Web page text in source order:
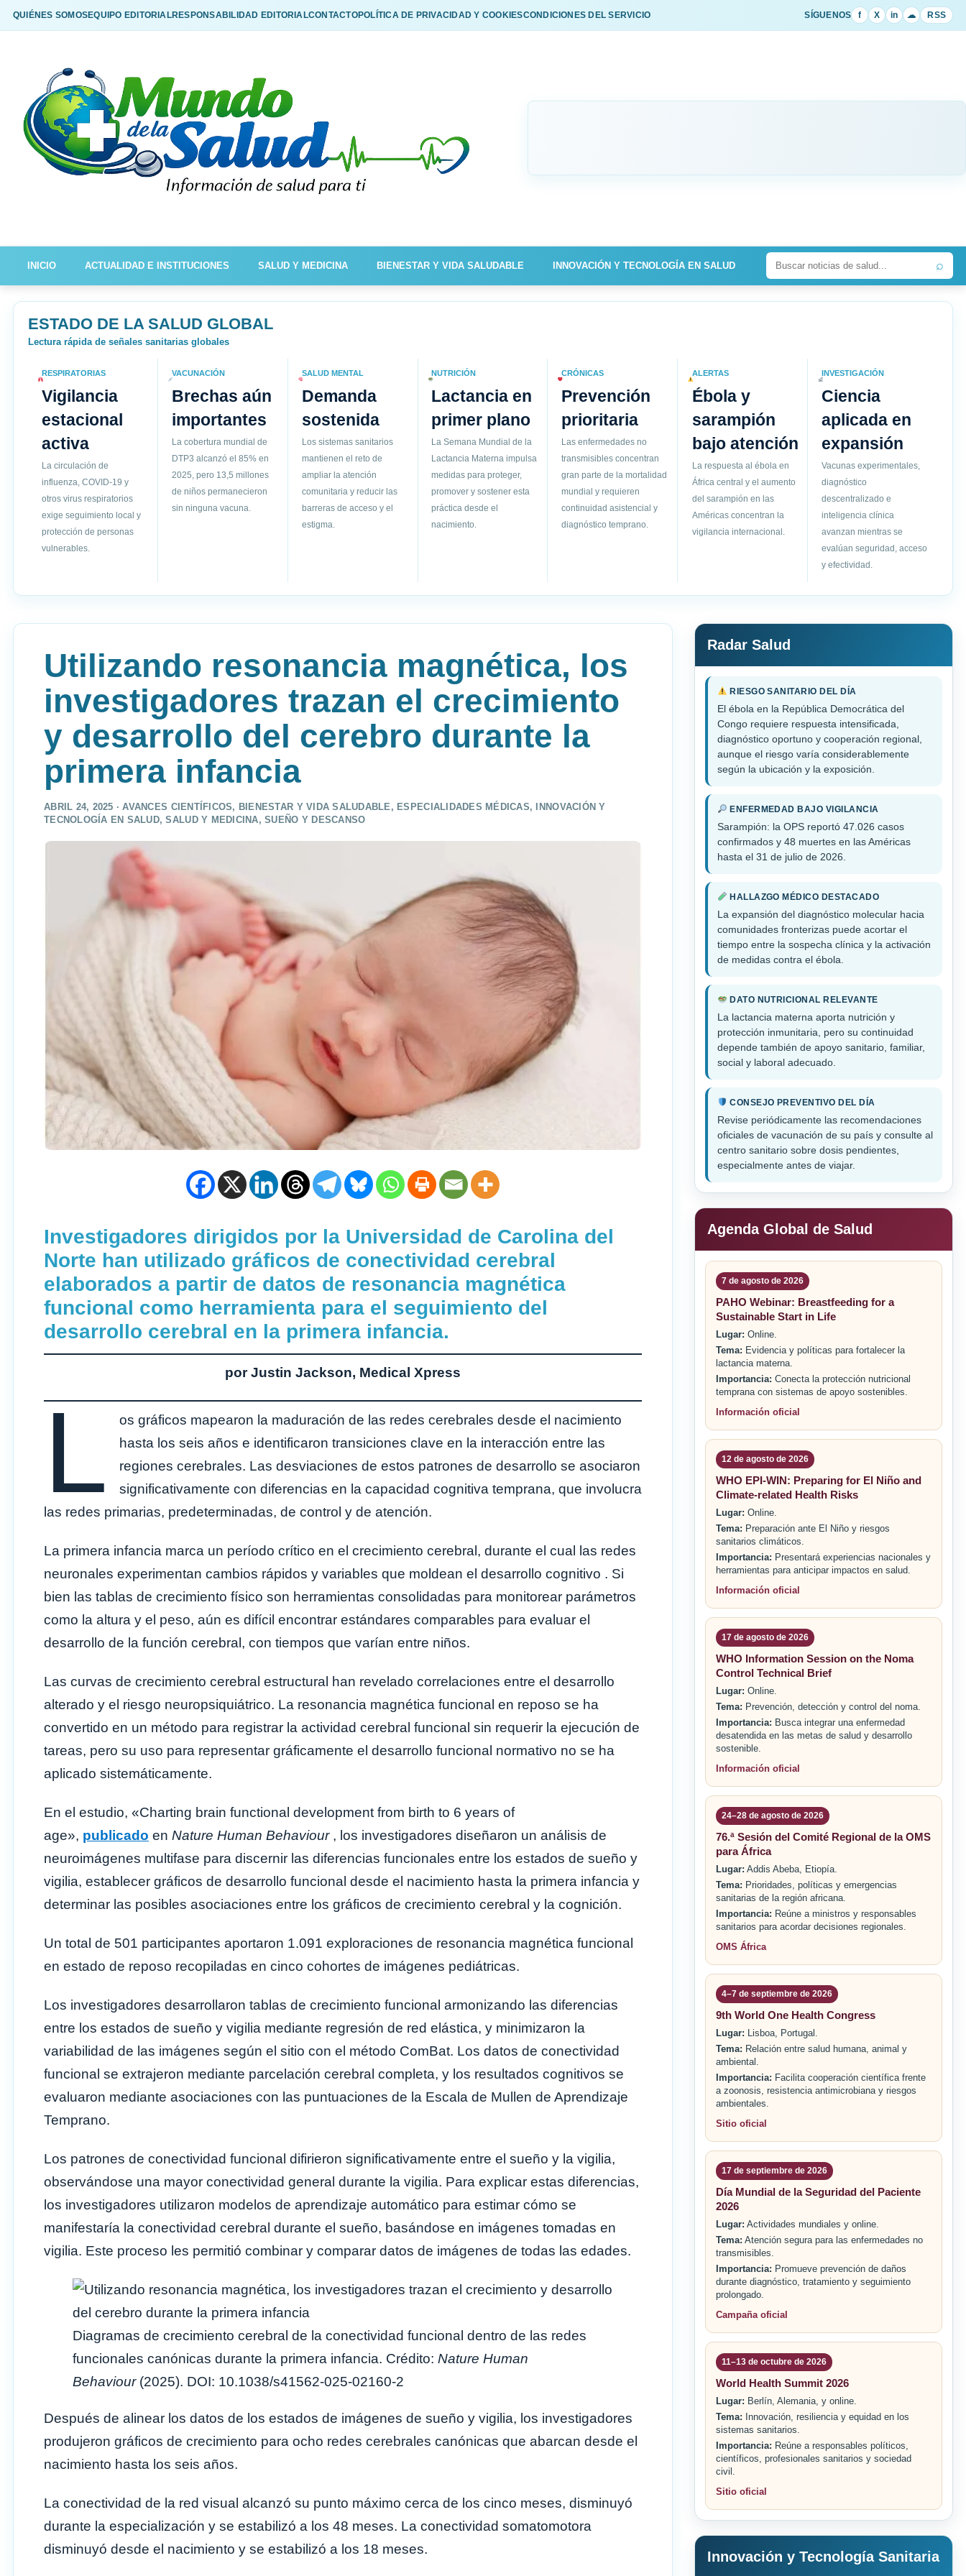
QUIÉNES SOMOSEQUIPO EDITORIALRESPONSABILIDAD EDITORIALCONTACTOPOLÍTICA DE PRIVACIDAD Y COOKIESCONDICIONES DEL SERVICIO SÍGUENOS f X in ☁ RSS
INICIO ACTUALIDAD E INSTITUCIONES SALUD Y MEDICINA BIENESTAR Y VIDA SALUDABLE INNOVACIÓN Y TECNOLOGÍA EN SALUD ⌕
ESTADO DE LA SALUD GLOBAL
Lectura rápida de señales sanitarias globales
RESPIRATORIAS
Vigilancia
estacional
activa
La circulación de
influenza, COVID-19 y
otros virus respiratorios
exige seguimiento local y
protección de personas
vulnerables.
VACUNACIÓN
Brechas aún
importantes
La cobertura mundial de
DTP3 alcanzó el 85% en
2025, pero 13,5 millones
de niños permanecieron
sin ninguna vacuna.
SALUD MENTAL
Demanda
sostenida
Los sistemas sanitarios
mantienen el reto de
ampliar la atención
comunitaria y reducir las
barreras de acceso y el
estigma.
NUTRICIÓN
Lactancia en
primer plano
La Semana Mundial de la
Lactancia Materna impulsa
medidas para proteger,
promover y sostener esta
práctica desde el
nacimiento.
CRÓNICAS
Prevención
prioritaria
Las enfermedades no
transmisibles concentran
gran parte de la mortalidad
mundial y requieren
continuidad asistencial y
diagnóstico temprano.
ALERTAS
Ébola y
sarampión
bajo atención
La respuesta al ébola en
África central y el aumento
del sarampión en las
Américas concentran la
vigilancia internacional.
INVESTIGACIÓN
Ciencia
aplicada en
expansión
Vacunas experimentales,
diagnóstico
descentralizado e
inteligencia clínica
avanzan mientras se
evalúan seguridad, acceso
y efectividad.
Utilizando resonancia magnética, los
investigadores trazan el crecimiento
y desarrollo del cerebro durante la
primera infancia
ABRIL 24, 2025 ·AVANCES CIENTÍFICOS, BIENESTAR Y VIDA SALUDABLE , ESPECIALIDADES MÉDICAS, INNOVACIÓN Y
TECNOLOGÍA EN SALUD,SALUD Y MEDICINA,SUEÑO Y DESCANSO
Investigadores dirigidos por la Universidad de Carolina del
Norte han utilizado gráficos de conectividad cerebral
elaborados a partir de datos de resonancia magnética
funcional como herramienta para el seguimiento del
desarrollo cerebral en la primera infancia.
por Justin Jackson, Medical Xpress
L
os gráficos mapearon la maduración de las redes cerebrales desde el nacimiento
hasta los seis años e identificaron transiciones clave en la interacción entre las
regiones cerebrales. Las desviaciones de estos patrones de desarrollo se asociaron
significativamente con diferencias en la capacidad cognitiva temprana, que involucra
las redes primarias, predeterminadas, de control y de atención.
La primera infancia marca un período crítico en el crecimiento cerebral, durante el cual las redes
neuronales experimentan cambios rápidos y variables que moldean el desarrollo cognitivo . Si
bien las tablas de crecimiento físico son herramientas consolidadas para monitorear parámetros
como la altura y el peso, aún es difícil encontrar estándares comparables para evaluar el
desarrollo de la función cerebral, con tiempos que varían entre niños.
Las curvas de crecimiento cerebral estructural han revelado correlaciones entre el desarrollo
alterado y el riesgo neuropsiquiátrico. La resonancia magnética funcional en reposo se ha
convertido en un método para registrar la actividad cerebral funcional sin requerir la ejecución de
tareas, pero su uso para representar gráficamente el desarrollo funcional normativo no se ha
aplicado sistemáticamente.
En el estudio, «Charting brain functional development from birth to 6 years of
age», publicado en Nature Human Behaviour, los investigadores diseñaron un análisis de
neuroimágenes multifase para discernir las diferencias funcionales entre los estados de sueño y
vigilia, establecer gráficos de desarrollo funcional desde el nacimiento hasta la primera infancia y
determinar las posibles asociaciones entre los gráficos de crecimiento cerebral y la cognición.
Un total de 501 participantes aportaron 1.091 exploraciones de resonancia magnética funcional
en estado de reposo recopiladas en cinco cohortes de imágenes pediátricas.
Los investigadores desarrollaron tablas de crecimiento funcional armonizando las diferencias
entre los estados de sueño y vigilia mediante regresión de red elástica, y minimizaron la
variabilidad de las imágenes según el sitio con el método ComBat. Los datos de conectividad
funcional se extrajeron mediante parcelación cerebral completa, y los resultados cognitivos se
evaluaron mediante asociaciones con las puntuaciones de la Escala de Mullen de Aprendizaje
Temprano.
Los patrones de conectividad funcional difirieron significativamente entre el sueño y la vigilia,
observándose una mayor conectividad general durante la vigilia. Para explicar estas diferencias,
los investigadores utilizaron modelos de aprendizaje automático para estimar cómo se
manifestaría la conectividad cerebral durante el sueño, basándose en imágenes tomadas en
vigilia. Este proceso les permitió combinar y comparar datos de imágenes de todas las edades.
Diagramas de crecimiento cerebral de la conectividad funcional dentro de las redes
funcionales canónicas durante la primera infancia. Crédito: Nature Human
Behaviour(2025). DOI: 10.1038/s41562-025-02160-2
Después de alinear los datos de los estados de imágenes de sueño y vigilia, los investigadores
produjeron gráficos de crecimiento para ocho redes cerebrales canónicas que abarcan desde el
nacimiento hasta los seis años.
La conectividad de la red visual alcanzó su punto máximo cerca de los cinco meses, disminuyó
durante la especialización y se estabilizó a los 48 meses. La conectividad somatomotora
disminuyó desde el nacimiento y se estabilizó a los 18 meses.
Radar Salud
RIESGO SANITARIO DEL DÍA
El ébola en la República Democrática del
Congo requiere respuesta intensificada,
diagnóstico oportuno y cooperación regional,
aunque el riesgo varía considerablemente
según la ubicación y la exposición.
ENFERMEDAD BAJO VIGILANCIA
Sarampión: la OPS reportó 47.026 casos
confirmados y 48 muertes en las Américas
hasta el 31 de julio de 2026.
HALLAZGO MÉDICO DESTACADO
La expansión del diagnóstico molecular hacia
comunidades fronterizas puede acortar el
tiempo entre la sospecha clínica y la activación
de medidas contra el ébola.
DATO NUTRICIONAL RELEVANTE
La lactancia materna aporta nutrición y
protección inmunitaria, pero su continuidad
depende también de apoyo sanitario, familiar,
social y laboral adecuado.
CONSEJO PREVENTIVO DEL DÍA
Revise periódicamente las recomendaciones
oficiales de vacunación de su país y consulte al
centro sanitario sobre dosis pendientes,
especialmente antes de viajar.
Agenda Global de Salud
7 de agosto de 2026
PAHO Webinar: Breastfeeding for a
Sustainable Start in Life
Lugar: Online.
Tema: Evidencia y políticas para fortalecer la
lactancia materna.
Importancia: Conecta la protección nutricional
temprana con sistemas de apoyo sostenibles.
Información oficial
12 de agosto de 2026
WHO EPI-WIN: Preparing for El Niño and
Climate-related Health Risks
Lugar: Online.
Tema: Preparación ante El Niño y riesgos
sanitarios climáticos.
Importancia: Presentará experiencias nacionales y
herramientas para anticipar impactos en salud.
Información oficial
17 de agosto de 2026
WHO Information Session on the Noma
Control Technical Brief
Lugar: Online.
Tema: Prevención, detección y control del noma.
Importancia: Busca integrar una enfermedad
desatendida en las metas de salud y desarrollo
sostenible.
Información oficial
24–28 de agosto de 2026
76.ª Sesión del Comité Regional de la OMS
para África
Lugar: Addis Abeba, Etiopía.
Tema: Prioridades, políticas y emergencias
sanitarias de la región africana.
Importancia: Reúne a ministros y responsables
sanitarios para acordar decisiones regionales.
OMS África
4–7 de septiembre de 2026
9th World One Health Congress
Lugar: Lisboa, Portugal.
Tema: Relación entre salud humana, animal y
ambiental.
Importancia: Facilita cooperación científica frente
a zoonosis, resistencia antimicrobiana y riesgos
ambientales.
Sitio oficial
17 de septiembre de 2026
Día Mundial de la Seguridad del Paciente
2026
Lugar: Actividades mundiales y online.
Tema: Atención segura para las enfermedades no
transmisibles.
Importancia: Promueve prevención de daños
durante diagnóstico, tratamiento y seguimiento
prolongado.
Campaña oficial
11–13 de octubre de 2026
World Health Summit 2026
Lugar: Berlín, Alemania, y online.
Tema: Innovación, resiliencia y equidad en los
sistemas sanitarios.
Importancia: Reúne a responsables políticos,
científicos, profesionales sanitarios y sociedad
civil.
Sitio oficial
Innovación y Tecnología Sanitaria